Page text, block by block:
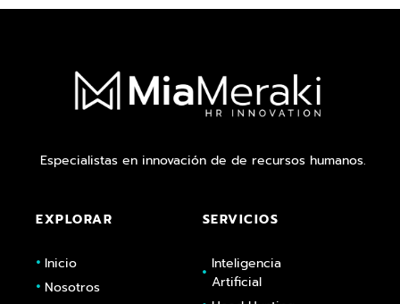
Especialistas en innovación de de recursos humanos.
EXPLORAR
Inicio
Nosotros
SERVICIOS
Inteligencia
Artificial